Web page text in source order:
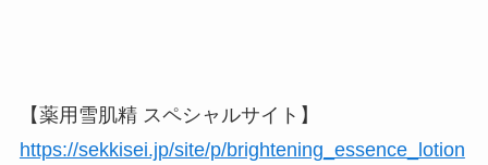
【薬用雪肌精 スペシャルサイト】
https://sekkisei.jp/site/p/brightening_essence_lotion